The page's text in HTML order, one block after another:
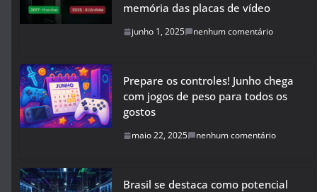
memória das placas de vídeo
junho 1, 2025 nenhum comentário
Prepare os controles! Junho chega
com jogos de peso para todos os
gostos
maio 22, 2025 nenhum comentário
Brasil se destaca como potencial